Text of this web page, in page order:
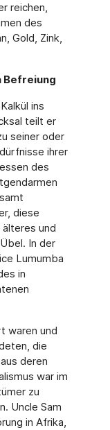
reichen,
des
Gold, Zink,
Befreiung
ins
teilt er
seiner oder
ihrer
des
diese
und
In der
Lumumba
in
waren und
die
deren
war im
zu
Uncle Sam
in Afrika,